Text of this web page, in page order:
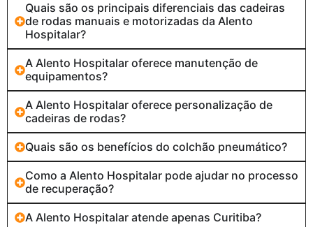
Quais são os principais diferenciais das cadeiras
de rodas manuais e motorizadas da Alento
Hospitalar?
A Alento Hospitalar oferece manutenção de
equipamentos?
A Alento Hospitalar oferece personalização de
cadeiras de rodas?
Quais são os benefícios do colchão pneumático?
Como a Alento Hospitalar pode ajudar no processo
de recuperação?
A Alento Hospitalar atende apenas Curitiba?